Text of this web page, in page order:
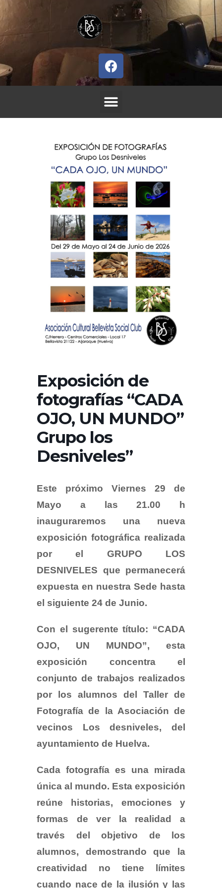
Exposición de
fotografías “CADA
OJO, UN MUNDO”
Grupo los
Desniveles”
Este próximo Viernes 29 de
Mayo a las 21.00 h
inauguraremos una nueva
exposición fotográfica realizada
por el GRUPO LOS
DESNIVELES que permanecerá
expuesta en nuestra Sede hasta
el siguiente 24 de Junio.
Con el sugerente título: “CADA
OJO, UN MUNDO”, esta
exposición concentra el
conjunto de trabajos realizados
por los alumnos del Taller de
Fotografía de la Asociación de
vecinos Los desniveles, del
ayuntamiento de Huelva.
Cada fotografía es una mirada
única al mundo. Esta exposición
reúne historias, emociones y
formas de ver la realidad a
través del objetivo de los
alumnos, demostrando que la
creatividad no tiene límites
cuando nace de la ilusión y las